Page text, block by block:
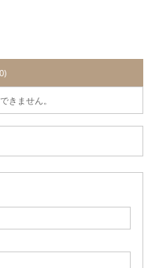
きません。